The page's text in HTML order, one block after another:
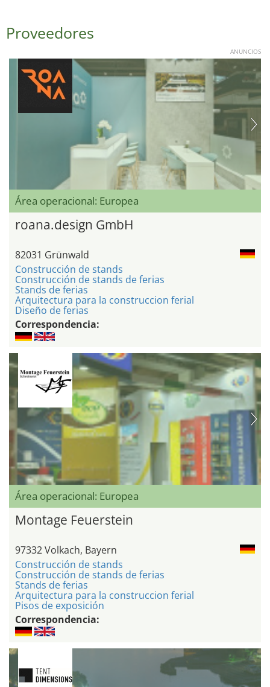
Proveedores
ANUNCIOS
Área operacional: Europea
roana.design GmbH
82031 Grünwald
Construcción de stands
Construcción de stands de ferias
Stands de ferias
Arquitectura para la construccion ferial
Diseño de ferias
Correspondencia:
Área operacional: Europea
Montage Feuerstein
97332 Volkach, Bayern
Construcción de stands
Construcción de stands de ferias
Stands de ferias
Arquitectura para la construccion ferial
Pisos de exposición
Correspondencia: